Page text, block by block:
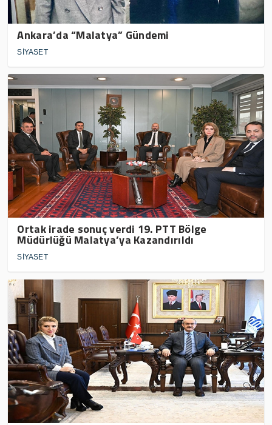
Ankara’da “Malatya” Gündemi
SİYASET
Ortak irade sonuç verdi 19. PTT Bölge
Müdürlüğü Malatya’ya Kazandırıldı
SİYASET